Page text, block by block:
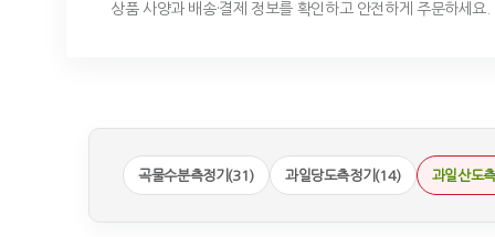
상품 사양과 배송·결제 정보를 확인하고 안전하게 주문하세요.
곡물수분측정기(31) 과일당도측정기(14) 과일산도